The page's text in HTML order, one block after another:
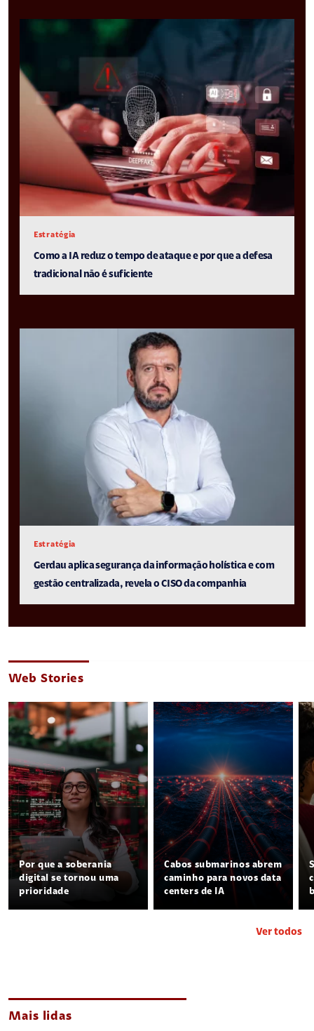
Estratégia
Como a IA reduz o tempo de ataque e por que a defesa
tradicional não é suficiente
Estratégia
Gerdau aplica segurança da informação holística e com
gestão centralizada, revela o CISO da companhia
Web Stories
Por que a soberania
digital se tornou uma
prioridade
Cabos submarinos abrem
caminho para novos data
centers de IA
Ver todos
Mais lidas